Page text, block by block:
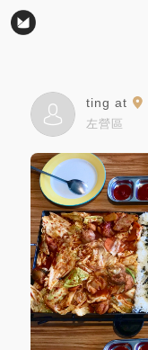
ting at
左營區